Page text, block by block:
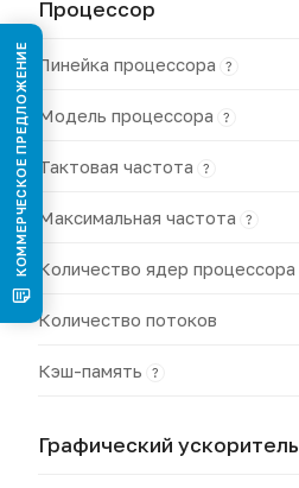
Процессор
Линейка процессора ?
Модель процессора ?
Тактовая частота ?
Максимальная частота ?
Количество ядер процессора
Количество потоков
Кэш-память ?
Графический ускоритель
КОММЕРЧЕСКОЕ ПРЕДЛОЖЕНИЕ